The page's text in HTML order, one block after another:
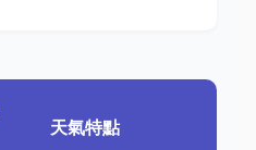
天氣特點